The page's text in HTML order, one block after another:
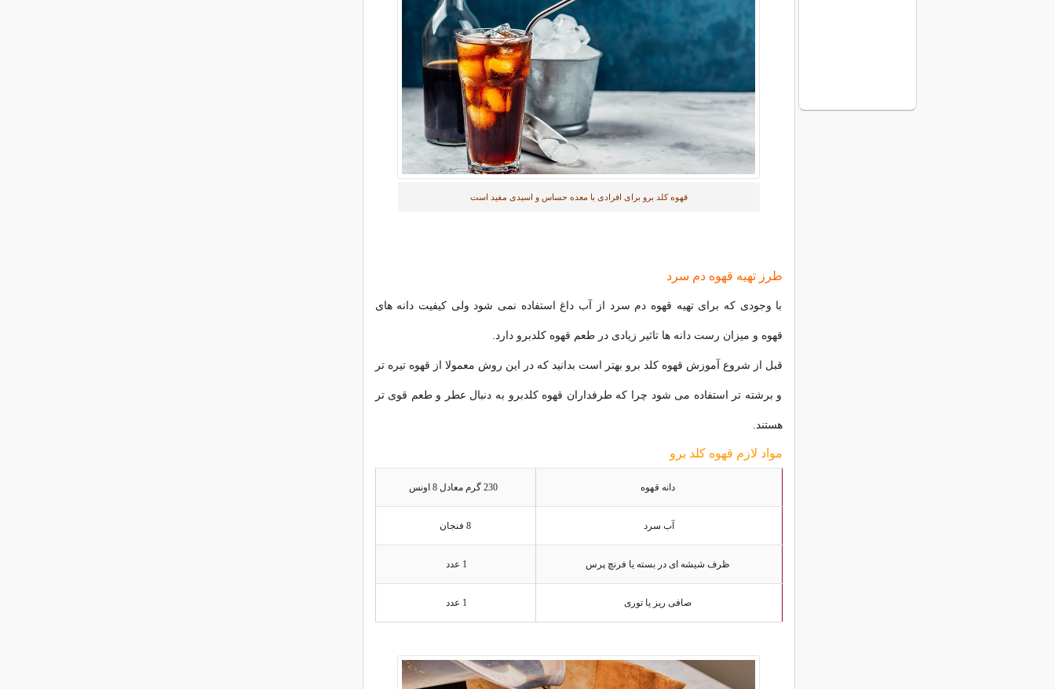
قهوه کلد برو برای افرادی با معده حساس و اسیدی مفید است
طرز تهیه قهوه دم سرد
با وجودی که برای تهیه قهوه دم سرد از آب داغ استفاده نمی شود ولی کیفیت دانه های
قهوه و میزان رست دانه ها تاثیر زیادی در طعم قهوه کلدبرو دارد.
قبل از شروع آموزش قهوه کلد برو بهتر است بدانید که در این روش معمولا از قهوه تیره تر
و برشته تر استفاده می شود چرا که طرفداران قهوه کلدبرو به دنبال عطر و طعم قوی تر
هستند.
مواد لازم قهوه کلد برو
دانه قهوه 230 گرم معادل 8 اونس
آب سرد 8 فنجان
ظرف شیشه ای در بسته یا فرنچ پرس 1 عدد
صافی ریز یا توری 1 عدد